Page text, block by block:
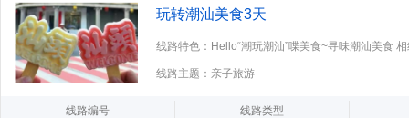
玩转潮汕美食3天
线路特色：Hello“潮玩潮汕”喋美食~寻味潮汕美食
线路主题：亲子旅游
线路编号
线路类型